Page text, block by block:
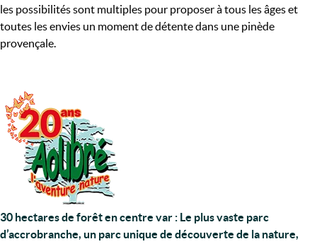
les possibilités sont multiples pour proposer à tous les âges et
toutes les envies un moment de détente dans une pinède
provençale.
30 hectares de forêt en centre var : Le plus vaste parc
d’accrobranche, un parc unique de découverte de la nature,